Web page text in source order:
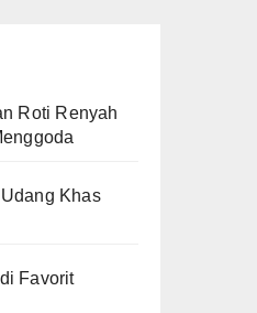
Roti Renyah
Khas
Favorit